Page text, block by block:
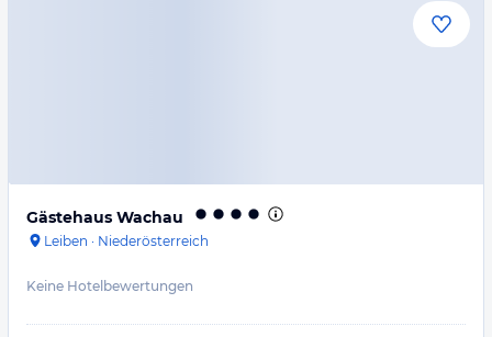
Gästehaus Wachau
Leiben · Niederösterreich
Keine Hotelbewertungen